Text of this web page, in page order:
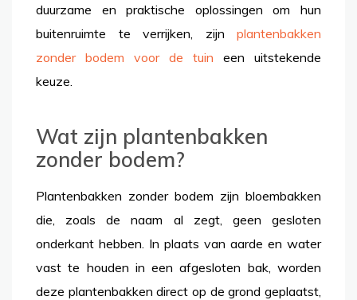
duurzame en praktische oplossingen om hun
buitenruimte te verrijken, zijn plantenbakken
zonder bodem voor de tuin een uitstekende
keuze.
Wat zijn plantenbakken
zonder bodem?
Plantenbakken zonder bodem zijn bloembakken
die, zoals de naam al zegt, geen gesloten
onderkant hebben. In plaats van aarde en water
vast te houden in een afgesloten bak, worden
deze plantenbakken direct op de grond geplaatst,